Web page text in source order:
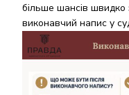
більше шансів швидко
виконавчий напис у